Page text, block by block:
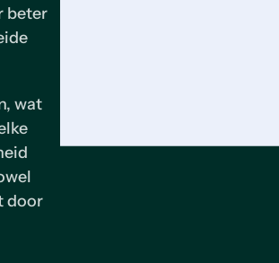
beter
wat
door